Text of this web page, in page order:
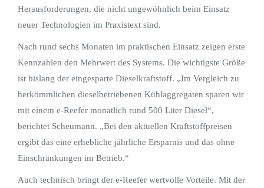
Herausforderungen, die nicht ungewöhnlich beim Einsatz
neuer Technologien im Praxistext sind.
Nach rund sechs Monaten im praktischen Einsatz zeigen erste
Kennzahlen den Mehrwert des Systems. Die wichtigste Größe
ist bislang der eingesparte Dieselkraftstoff. „Im Vergleich zu
herkömmlichen dieselbetriebenen Kühlaggregaten sparen wir
mit einem e-Reefer monatlich rund 500 Liter Diesel“,
berichtet Scheumann. „Bei den aktuellen Kraftstoffpreisen
ergibt das eine erhebliche jährliche Ersparnis und das ohne
Einschränkungen im Betrieb.“
Auch technisch bringt der e-Reefer wertvolle Vorteile. Mit der